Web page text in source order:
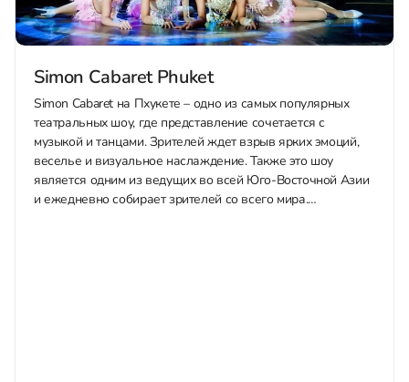
Simon Cabaret Phuket
Simon Cabaret на Пхукете – одно из самых популярных
театральных шоу, где представление сочетается с
музыкой и танцами. Зрителей ждет взрыв ярких эмоций,
веселье и визуальное наслаждение. Также это шоу
является одним из ведущих во всей Юго-Восточной Азии
и ежедневно собирает зрителей со всего мира.